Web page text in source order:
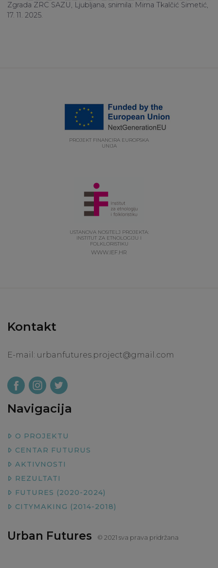
Zgrada ZRC SAZU, Ljubljana, snimila: Mirna Tkalčić Simetić,
17. 11. 2025.
PROJEKT FINANCIRA EUROPSKA
UNIJA
USTANOVA NOSITELJ PROJEKTA:
INSTITUT ZA ETNOLOGIJU I
FOLKLORISTIKU
WWW.IEF.HR
Kontakt
E-mail: urbanfutures.project@gmail.com
Navigacija
O PROJEKTU
CENTAR FUTURUS
AKTIVNOSTI
REZULTATI
FUTURES (2020-2024)
CITYMAKING (2014-2018)
Urban Futures © 2021 sva prava pridržana